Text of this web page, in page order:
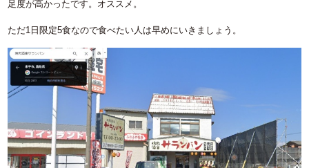
足度が高かったです。オススメ。
ただ1日限定5食なので食べたい人は早めにいきましょう。